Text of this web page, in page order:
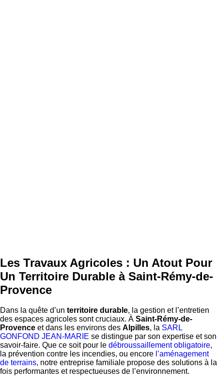
Les Travaux Agricoles : Un Atout Pour
Un Territoire Durable à Saint-Rémy-de-
Provence
Dans la quête d’un territoire durable, la gestion et l’entretien
des espaces agricoles sont cruciaux. À Saint-Rémy-de-
Provence et dans les environs des Alpilles, la SARL
GONFOND JEAN-MARIE se distingue par son expertise et son
savoir-faire. Que ce soit pour le débroussaillement obligatoire,
la prévention contre les incendies, ou encore l’aménagement
de terrains, notre entreprise familiale propose des solutions à la
fois performantes et respectueuses de l’environnement.